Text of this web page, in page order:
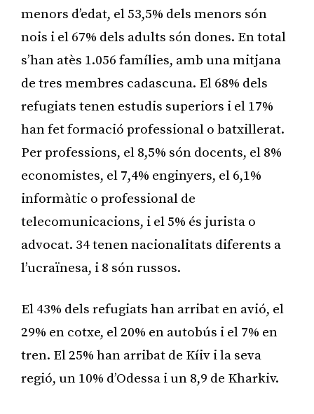
menors d’edat, el 53,5% dels menors són
nois i el 67% dels adults són dones. En total
s’han atès 1.056 famílies, amb una mitjana
de tres membres cadascuna. El 68% dels
refugiats tenen estudis superiors i el 17%
han fet formació professional o batxillerat.
Per professions, el 8,5% són docents, el 8%
economistes, el 7,4% enginyers, el 6,1%
informàtic o professional de
telecomunicacions, i el 5% és jurista o
advocat. 34 tenen nacionalitats diferents a
l’ucraïnesa, i 8 són russos.
El 43% dels refugiats han arribat en avió, el
29% en cotxe, el 20% en autobús i el 7% en
tren. El 25% han arribat de Kíiv i la seva
regió, un 10% d’Odessa i un 8,9 de Kharkiv.